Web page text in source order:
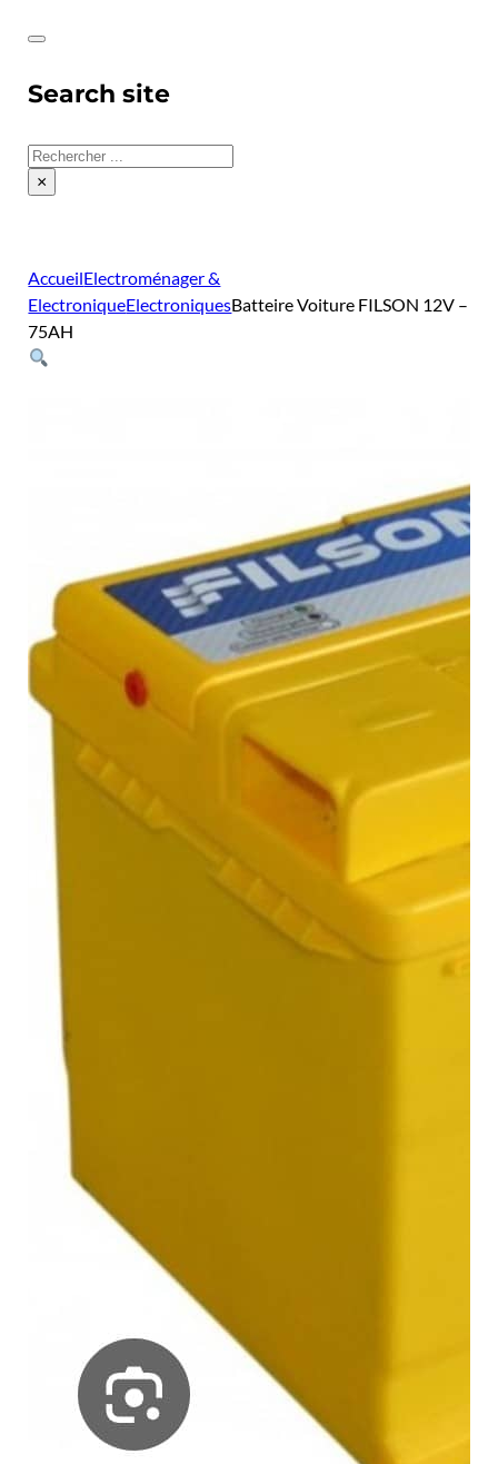
Search site
Rechercher
×
AccueilElectroménager &
ElectroniqueElectroniquesBatteire Voiture FILSON 12V –
75AH